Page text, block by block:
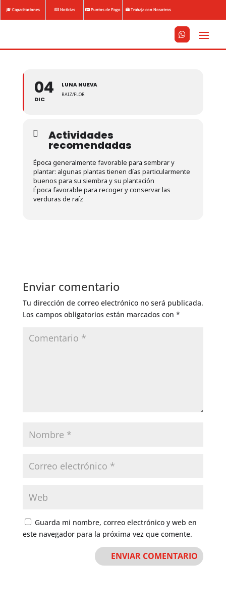
Capacitaciones Noticias Puntos de Pago Trabaja con Nosotros



04
DIC
LUNA NUEVA
RAIZ/FLOR
Actividades
recomendadas
Época generalmente favorable para sembrar y
plantar: algunas plantas tienen días particularmente
buenos para su siembra y su plantación
Época favorable para recoger y conservar las
verduras de raíz
Enviar comentario
Tu dirección de correo electrónico no será publicada.
Los campos obligatorios están marcados con *
Guarda mi nombre, correo electrónico y web en
este navegador para la próxima vez que comente.